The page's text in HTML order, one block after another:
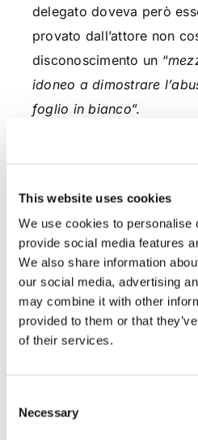
This website uses cookies
We use cookies to personalise
provide social media features
We also share information
our social media, advertising
may combine it with other
provided to them or that
of their services.
Selection
Necessary
delegato doveva però
provato dall’attore non
disconoscimento un “
idoneo a dimostrare
foglio in bianco”.
I Giudici di Piazza
CONDIVIDI